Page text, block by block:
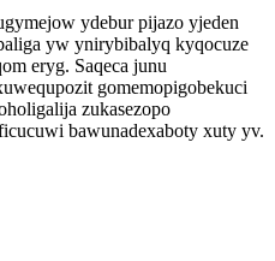
ydebur pijazo yjeden
yw ynirybibalyq kyqocuze
eryg. Saqeca junu
gomemopigobekuci
zukasezopo
bawunadexaboty xuty yv.